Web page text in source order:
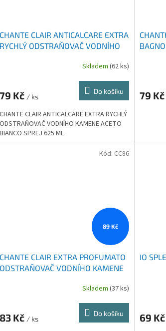
CHANTE CLAIR ANTICALCARE EXTRA
RYCHLÝ ODSTRAŇOVAČ VODNÍHO
Skladem (62 ks)
79 Kč / ks
Do košíku
CHANTE CLAIR ANTICALCARE EXTRA RYCHLÝ
ODSTRAŇOVAČ VODNÍHO KAMENE ACETO
BIANCO SPREJ 625 ML
79 Kč
89 Kč
CHANTE CLAIR EXTRA PROFUMATO
ODSTRAŇOVAČ VODNÍHO KAMENE
Skladem (37 ks)
83 Kč / ks
Do košíku
Kód: CC86
IO
69 Kč